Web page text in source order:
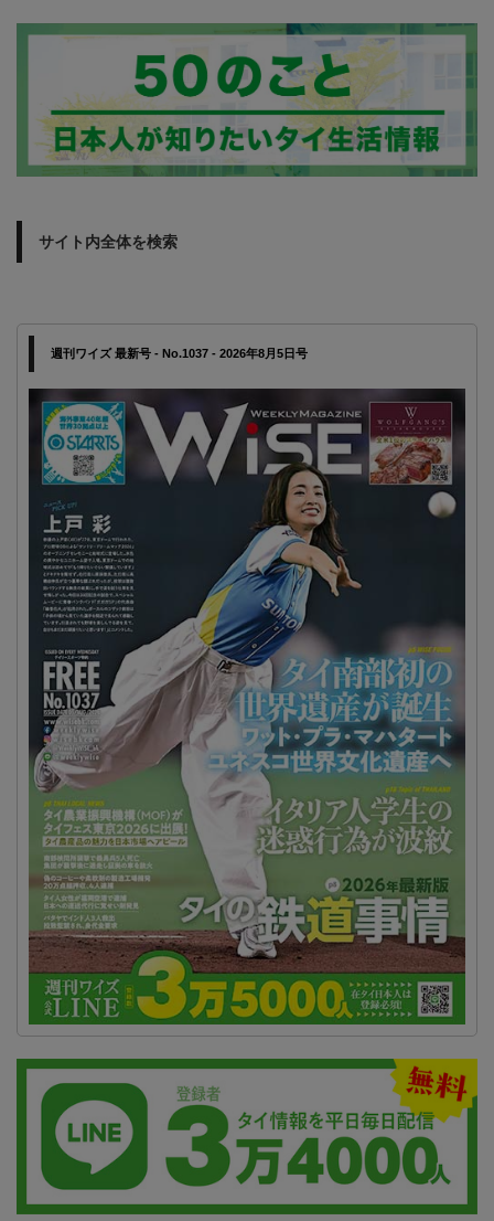
サイト内全体を検索
週刊ワイズ 最新号 - No.1037 - 2026年8月5日号